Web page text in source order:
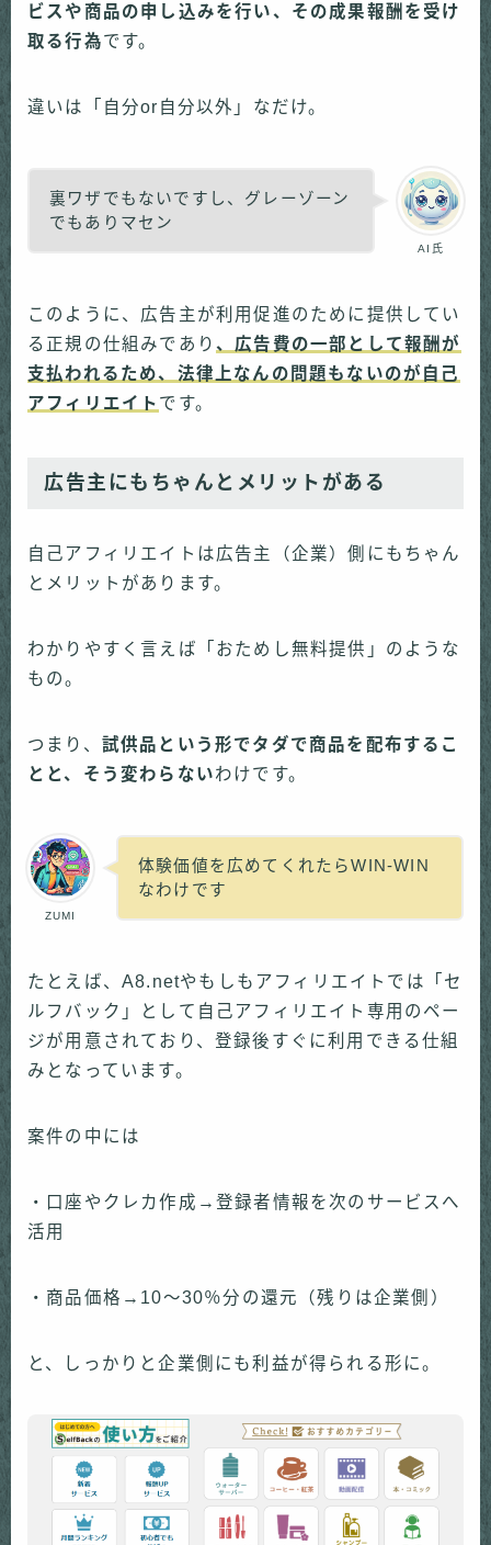
ビスや商品の申し込みを行い、その成果報酬を受け
取る行為です。
違いは「自分or自分以外」なだけ。
AI氏
裏ワザでもないですし、グレーゾーン
でもありマセン
このように、広告主が利用促進のために提供してい
る正規の仕組みであり 、広告費の一部として報酬が
支払われるため、法律上なんの問題もないのが自己
アフィリエイト です。
広告主にもちゃんとメリットがある
自己アフィリエイトは広告主（企業）側にもちゃん
とメリットがあります。
わかりやすく言えば「おためし無料提供」のような
もの。
つまり、 試供品という形でタダで商品を配布するこ
とと、そう変わらないわけです。
ZUMI
体験価値を広めてくれたらWIN-WIN
なわけです
たとえば、A8.netやもしもアフィリエイトでは「セ
ルフバック」として自己アフィリエイト専用のペー
ジが用意されており、登録後すぐに利用できる仕組
みとなっています。
案件の中には
・口座やクレカ作成→登録者情報を次のサービスへ
活用
・商品価格→10～30％分の還元（残りは企業側）
と、しっかりと企業側にも利益が得られる形に。